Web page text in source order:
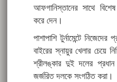
আফগানিস্তানের সাথে
করে দেন।
পাশাপাশি টুর্নামেন্টে
বাইরের স্নায়ুর খেলার চেয়ে
শ্রীলঙ্কার দুই দলের
জর্জরিত দলকে সংগঠিত করা।